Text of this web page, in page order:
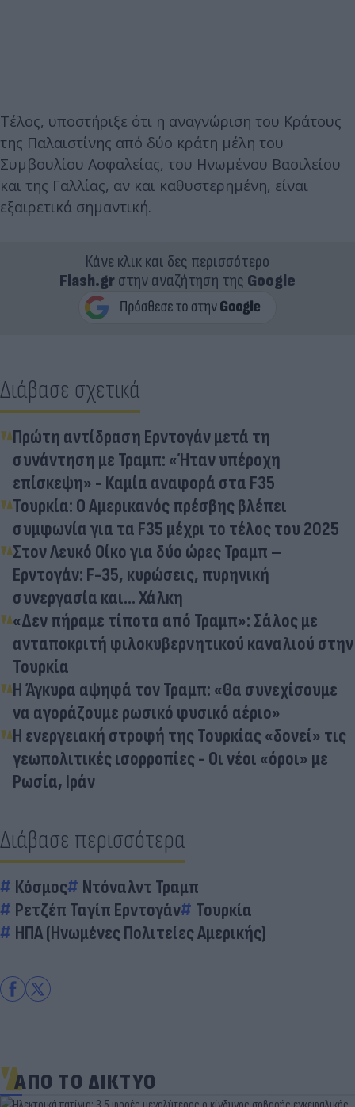
Τέλος, υποστήριξε ότι η αναγνώριση του Κράτους
της Παλαιστίνης από δύο κράτη μέλη του
Συμβουλίου Ασφαλείας, του Ηνωμένου Βασιλείου
και της Γαλλίας, αν και καθυστερημένη, είναι
εξαιρετικά σημαντική.
Κάνε κλικ και δες περισσότερο
Flash.grστην αναζήτηση της Google
Διάβασε σχετικά
Πρώτη αντίδραση Ερντογάν μετά τη
συνάντηση με Τραμπ: «Ήταν υπέροχη
επίσκεψη» - Καμία αναφορά στα F35
Τουρκία: O Aμερικανός πρέσβης βλέπει
συμφωνία για τα F35 μέχρι το τέλος του 2025
Στον Λευκό Οίκο για δύο ώρες Τραμπ –
Ερντογάν: F-35, κυρώσεις, πυρηνική
συνεργασία και… Χάλκη
«Δεν πήραμε τίποτα από Τραμπ»: Σάλος με
ανταποκριτή φιλοκυβερνητικού καναλιού στην
Τουρκία
Η Άγκυρα αψηφά τον Τραμπ: «Θα συνεχίσουμε
να αγοράζουμε ρωσικό φυσικό αέριο»
Η ενεργειακή στροφή της Τουρκίας «δονεί» τις
γεωπολιτικές ισορροπίες - Οι νέοι «όροι» με
Ρωσία, Ιράν
Διάβασε περισσότερα
Κόσμος
Ντόναλντ Τραμπ
Ρετζέπ Ταγίπ Ερντογάν
Τουρκία
ΗΠΑ (Ηνωμένες Πολιτείες Αμερικής)
ΑΠΟ ΤΟ ΔΙΚΤΥΟ